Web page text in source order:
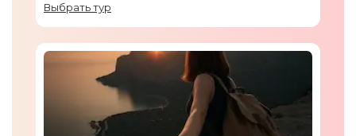
Выбрать тур